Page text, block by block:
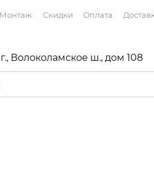
Монтаж Скидки Оплата
Волоколамское ш., дом 108